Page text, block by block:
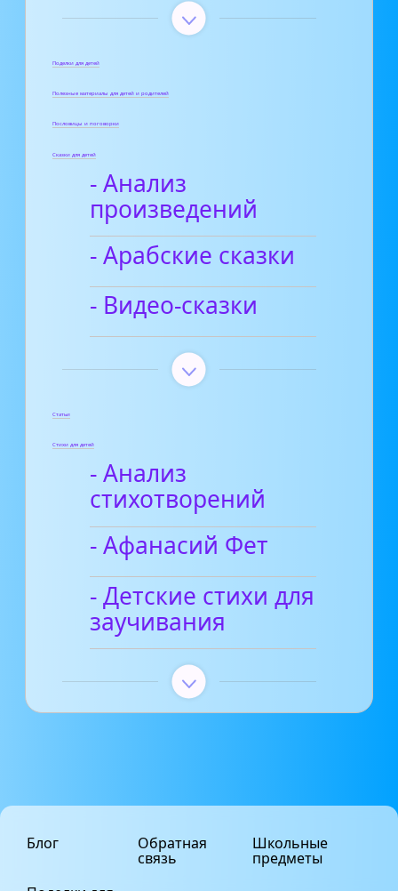
Поделки для детей
Полезные материалы для детей и родителей
Пословицы и поговорки
Сказки для детей
- Анализ
произведений
- Арабские сказки
- Видео-сказки
Статьи
Стихи для детей
- Анализ
стихотворений
- Афанасий Фет
- Детские стихи для
заучивания
Блог Обратная
связь
Школьные
предметы